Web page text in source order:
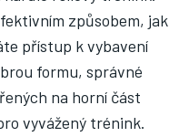
způsobem, jak
přístup k vybavení
formu, správné
na horní část
vyvážený trénink.